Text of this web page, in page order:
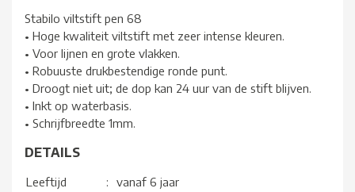
Stabilo viltstift pen 68
• Hoge kwaliteit viltstift met zeer intense kleuren.
• Voor lijnen en grote vlakken.
• Robuuste drukbestendige ronde punt.
• Droogt niet uit; de dop kan 24 uur van de stift blijven.
• Inkt op waterbasis.
• Schrijfbreedte 1mm.
DETAILS
Leeftijd :
vanaf 6 jaar